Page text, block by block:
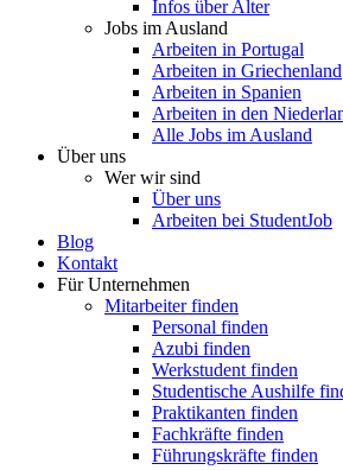
Infos über Alter
Jobs im Ausland
Arbeiten in Portugal
Arbeiten in Griechenland
Arbeiten in Spanien
Arbeiten in den
Alle Jobs im Ausland
Über uns
Wer wir sind
Über uns
Arbeiten bei StudentJob
Blog
Kontakt
Für Unternehmen
Mitarbeiter finden
Personal finden
Azubi finden
Werkstudent finden
Studentische Aushilfe
Praktikanten finden
Fachkräfte finden
Führungskräfte finden